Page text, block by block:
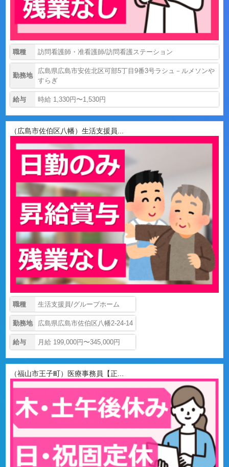
職種 訪問看護師・准看護師/訪問看護ステーション
勤務地
広島県広島市安佐北区可部5丁目9番3号ラシュ－ルメソンや
すらぎ
給与 時給 1,330円〜1,530円
（広島市佐伯区八幡）生活支援員...
職種 生活支援員/グループホーム
勤務地 広島県広島市佐伯区八幡2-24-14
給与 月給 199,000円〜345,000円
（福山市王子町）医療事務員【正...